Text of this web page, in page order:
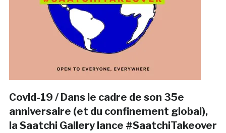
Covid-19 / Dans le cadre de son 35e
anniversaire (et du confinement global),
la Saatchi Gallery lance #SaatchiTakeover